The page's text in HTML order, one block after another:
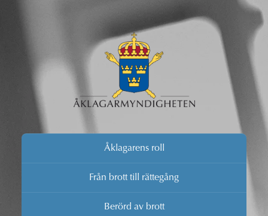
Åklagarens roll
Från brott till rättegång
Berörd av brott